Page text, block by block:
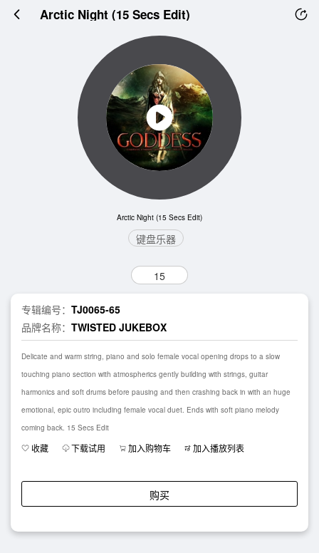
Arctic Night (15 Secs Edit)
Arctic Night (15 Secs Edit)
键盘乐器
15
专辑编号： TJ0065-65
品牌名称： TWISTED JUKEBOX
Delicate and warm string, piano and solo female vocal opening drops to a slow
touching piano section with atmospherics gently building with strings, guitar
harmonics and soft drums before pausing and then crashing back in with an huge
emotional, epic outro including female vocal duet. Ends with soft piano melody
coming back. 15 Secs Edit
收藏 下载试用 加入购物车 加入播放列表
购买